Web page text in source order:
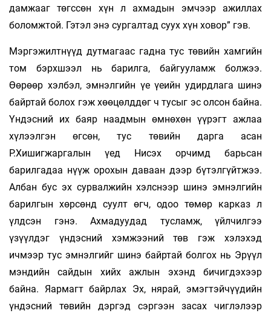
дамжааг төгссөн хүн л ахмадын эмчээр ажиллах
боломжтой. Гэтэл энэ сургалтад суух хүн ховор” гэв.
Мэргэжилтнүүд дутмагаас гадна тус төвийн хамгийн
том бэрхшээл нь барилга, байгууламж болжээ.
Өөрөөр хэлбэл, эмнэлгийн үе үеийн удирдлага шинэ
байртай болох гэж хөөцөлддөг ч тусыг эс олсон байна.
Үндэсний их баяр наадмын өмнөхөн үүрэгт ажлаа
хүлээлгэн өгсөн, тус төвийн дарга асан
Р.Хишигжаргалын үед Нисэх орчимд барьсан
барилгадаа нүүж орохын даваан дээр бүтэлгүйтжээ.
Албан бус эх сурвалжийн хэлснээр шинэ эмнэлгийн
барилгын хөрсөнд суулт өгч, одоо төмөр карказ л
үлдсэн гэнэ. Ахмадуудад тусламж, үйлчилгээ
үзүүлдэг үндэсний хэмжээний төв гэж хэлэхэд
ичмээр тус эмнэлгийг шинэ байртай болгох нь Эрүүл
мэндийн сайдын хийх ажлын эхэнд бичигдэхээр
байна. Яармагт байрлах Эх, нярай, эмэгтэйчүүдийн
үндэсний төвийн дэргэд сэргээн засах чиглэлээр